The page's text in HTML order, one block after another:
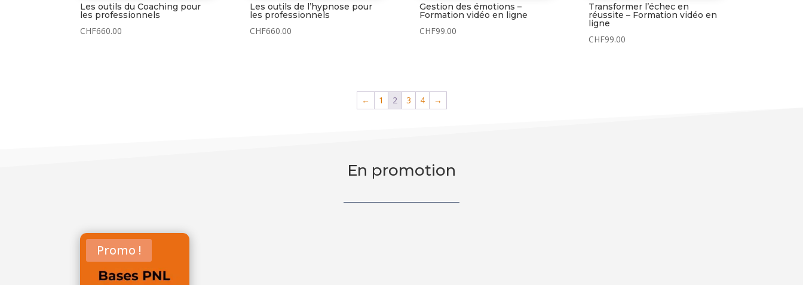
Les outils du Coaching pour
les professionnels
CHF660.00
Les outils de l’hypnose pour
les professionnels
CHF660.00
Gestion des émotions –
Formation vidéo en ligne
CHF99.00
Transformer l’échec en
réussite – Formation vidéo en
ligne
CHF99.00
← 1 2 3 4 →
En promotion
Promo !